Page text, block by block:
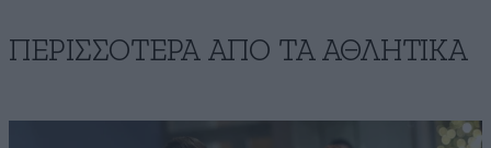
ΠΕΡΙΣΣΟΤΕΡΑ ΑΠΟ ΤA ΑΘΛΗΤΙΚΑ